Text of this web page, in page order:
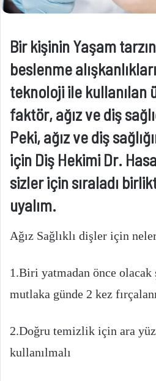
Bir kişinin Yaşam
beslenme
teknoloji ile kullanılan
faktör, ağız ve diş
Peki, ağız ve diş
için Diş Hekimi Dr.
sizler için sıraladı
uyalım.
Ağız Sağlıklı dişler için
1.Biri yatmadan önce
mutlaka günde 2 kez
2.Doğru temizlik için ara yüz
kullanılmalı